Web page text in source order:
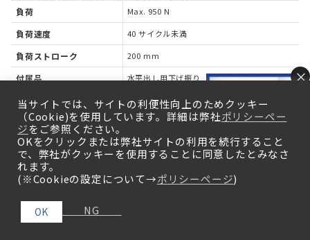
負荷 Max. 950 N
負荷速度 40 サイクル未満
負荷ストローク 200 mm
付属品 水平出し用下げ振り
電源 AC 200 V、3相、10 A、50/60 Hz
機体寸法・重量（参考
値）
約 W2,100 × D900 × H1,800 mm・約 450
kg
※仕様は予告なく変更することがあります
No.664 釘刺し試験機
当サイトでは、サイトの利便性向上のためクッキー
（Cookie)を使用しています。詳細は弊社ポリシーペー
ジをご参照ください。
OKをクリックまたは弊社サイトの利用を続行すること
で、弊社がクッキーを使用することに同意したとみなさ
れます。
(※Cookieの設定について→ポリシーページ)
OK NG
×